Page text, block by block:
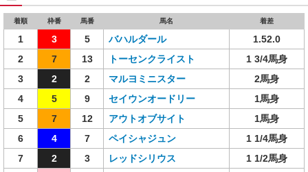
着順 枠番 馬番 馬名 着差
1 3 5 バハルダール
1.52.0
2
7 13 トーセンクライスト
1 3/4馬身
3
2 2 マルヨミニスター
2馬身
4
5 9 セイウンオードリー
1馬身
5
7 12 アウトオブサイト
1馬身
6
4 7 ペイシャジュン
1 1/4馬身
7
2 3 レッドシリウス
1 1/2馬身